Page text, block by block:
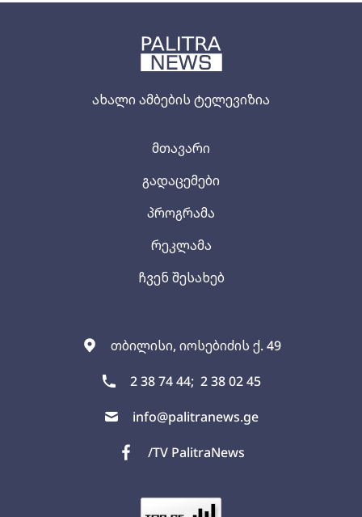
ახალი ამბების ტელევიზია
თბილისი, იოსებიძის ქ. 49
2 38 74 44; 2 38 02 45
info@palitranews.ge
/TV PalitraNews
მთავარი
გადაცემები
პროგრამა
რეკლამა
ჩვენ შესახებ